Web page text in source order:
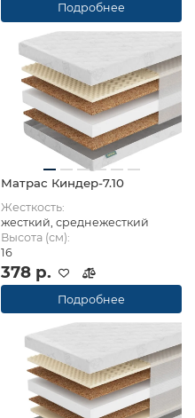
Подробнее
Матрас Киндер-7.10
Жесткость:
жесткий, среднежесткий
Высота (см):
16
378 р.
Подробнее